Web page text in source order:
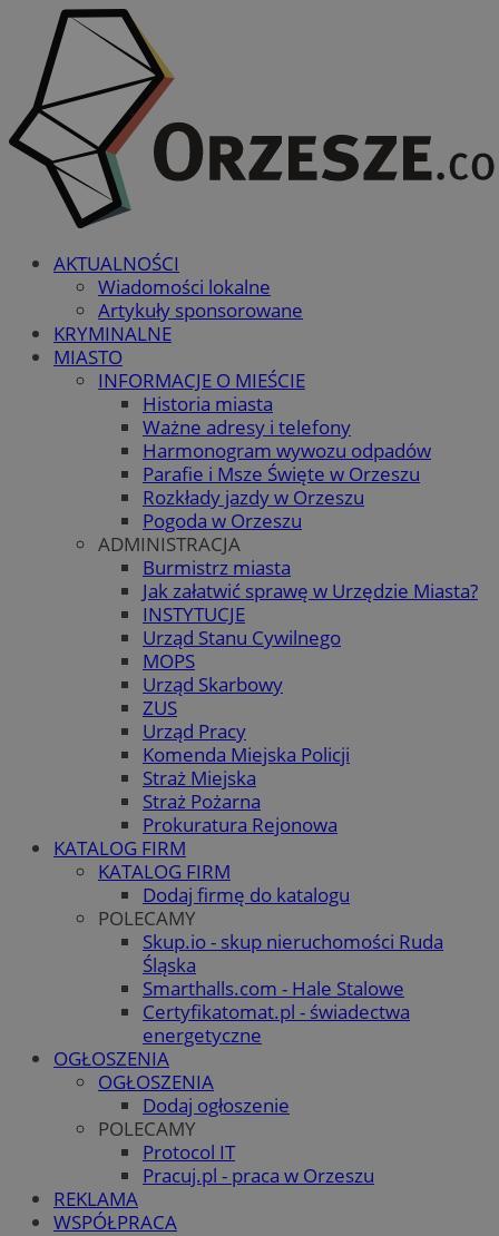
AKTUALNOŚCI
Wiadomości lokalne
Artykuły sponsorowane
KRYMINALNE
MIASTO
INFORMACJE O MIEŚCIE
Historia miasta
Ważne adresy i telefony
Harmonogram wywozu odpadów
Parafie i Msze Święte w Orzeszu
Rozkłady jazdy w Orzeszu
Pogoda w Orzeszu
ADMINISTRACJA
Burmistrz miasta
Jak załatwić sprawę w Urzędzie Miasta?
INSTYTUCJE
Urząd Stanu Cywilnego
MOPS
Urząd Skarbowy
ZUS
Urząd Pracy
Komenda Miejska Policji
Straż Miejska
Straż Pożarna
Prokuratura Rejonowa
KATALOG FIRM
KATALOG FIRM
Dodaj firmę do katalogu
POLECAMY
Skup.io - skup nieruchomości Ruda
Śląska
Smarthalls.com - Hale Stalowe
Certyfikatomat.pl - świadectwa
energetyczne
OGŁOSZENIA
OGŁOSZENIA
Dodaj ogłoszenie
POLECAMY
Protocol IT
Pracuj.pl - praca w Orzeszu
REKLAMA
WSPÓŁPRACA